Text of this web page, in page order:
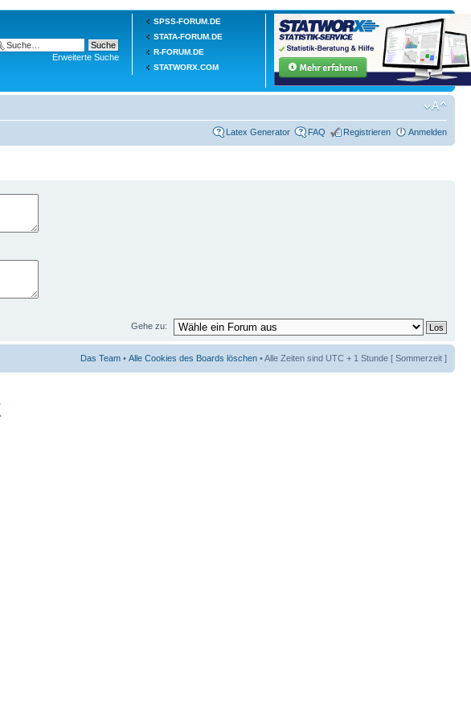
SPSS-FORUM.DE
STATA-FORUM.DE
R-FORUM.DE
STATWORX.COM
Erweiterte Suche
Latex Generator FAQ Registrieren Anmelden
Gehe zu:
Das Team • Alle Cookies des Boards löschen • Alle Zeiten sind UTC + 1 Stunde [ Sommerzeit ]